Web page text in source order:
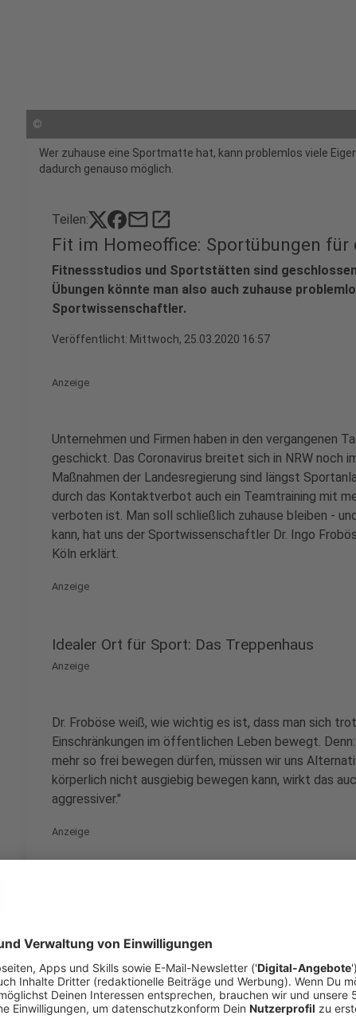
©
Wer zuhause eine Sportmatte hat, kann problemlos viele
dadurch genauso möglich.
Teilen: mailopen_in_new
Fit im Homeoffice: Sportübungen für
Fitnessstudios und Sportstätten sind
Übungen könnte man also auch zuhause
Sportwissenschaftler.
Veröffentlicht: Mittwoch, 25.03.2020 16:57
Anzeige
Unternehmen und Firmen haben in den vergangenen
geschickt. Das Coronavirus breitet sich in NRW noch
Maßnahmen der Landesregierung sind längst
durch das Kontaktverbot auch ein Teamtraining mit
verboten ist. Man soll schließlich zuhause bleiben -
kann, hat uns der Sportwissenschaftler Dr. Ingo
Köln erklärt.
Anzeige
Idealer Ort für Sport: Das Treppenhaus
Anzeige
Dr. Froböse weiß, wie wichtig es ist, dass man sich
Einschränkungen im öffentlichen Leben bewegt.
mehr so frei bewegen dürfen, müssen wir uns
körperlich nicht ausgiebig bewegen kann, wirkt das
aggressiver."
Anzeige
Eine sehr geeignete Trainingsstätte sei für ihn das
System beansprucht werden. Je mehr Treppen und
Kein Treppenhaus? Gymnastik und Herz-